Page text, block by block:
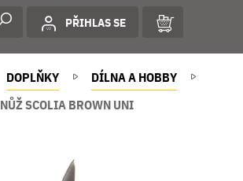
PŘIHLAS SE
DOPLŇKY
DÍLNA A HOBBY
NŮŽ SCOLIA BROWN UNI